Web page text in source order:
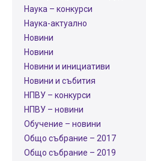
Наука – конкурси
Наука-актуално
Новини
Новини
Новини и инициативи
Новини и събития
НПВУ – конкурси
НПВУ – новини
Обучение – новини
Общо събрание – 2017
Общо събрание – 2019